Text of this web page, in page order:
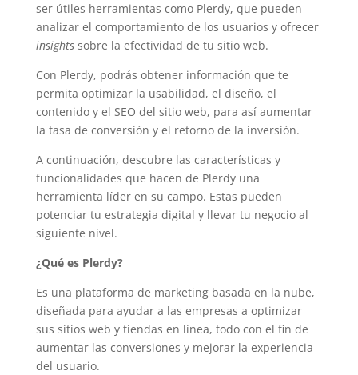
ser útiles herramientas como Plerdy, que pueden
analizar el comportamiento de los usuarios y ofrecer
insightssobre la efectividad de tu sitio web.
Con Plerdy, podrás obtener información que te
permita optimizar la usabilidad, el diseño, el
contenido y el SEO del sitio web, para así aumentar
la tasa de conversión y el retorno de la inversión.
A continuación, descubre las características y
funcionalidades que hacen de Plerdy una
herramienta líder en su campo. Estas pueden
potenciar tu estrategia digital y llevar tu negocio al
siguiente nivel.
¿Qué es Plerdy?
Es una plataforma de marketing basada en la nube,
diseñada para ayudar a las empresas a optimizar
sus sitios web y tiendas en línea, todo con el fin de
aumentar las conversiones y mejorar la experiencia
del usuario.